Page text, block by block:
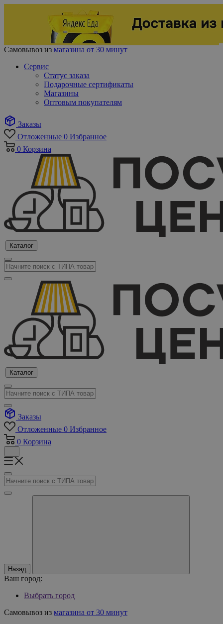
Самовывоз из магазина от 30 минут
Сервис
Статус заказа
Подарочные сертификаты
Магазины
Оптовым покупателям
Заказы
Отложенные 0 Избранное
0 Корзина
Каталог
Каталог
Заказы
Отложенные 0 Избранное
0 Корзина
Назад
Ваш город:
Выбрать город
Самовывоз из магазина от 30 минут